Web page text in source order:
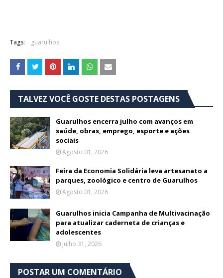
Tags: guarulhos
TALVEZ VOCÊ GOSTE DESTAS POSTAGENS
Guarulhos encerra julho com avanços em
saúde, obras, emprego, esporte e ações
sociais
Agosto 01, 2026
Feira da Economia Solidária leva artesanato a
parques, zoológico e centro de Guarulhos
Agosto 01, 2026
Guarulhos inicia Campanha de Multivacinação
para atualizar caderneta de crianças e
adolescentes
Julho 31, 2026
POSTAR UM COMENTÁRIO